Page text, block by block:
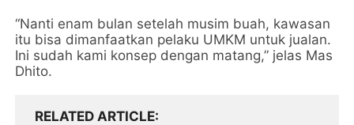
“Nanti enam bulan setelah musim buah, kawasan
itu bisa dimanfaatkan pelaku UMKM untuk jualan.
Ini sudah kami konsep dengan matang,” jelas Mas
Dhito.
RELATED ARTICLE